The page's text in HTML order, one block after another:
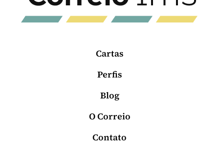
Cartas
Perfis
Blog
O Correio
Contato